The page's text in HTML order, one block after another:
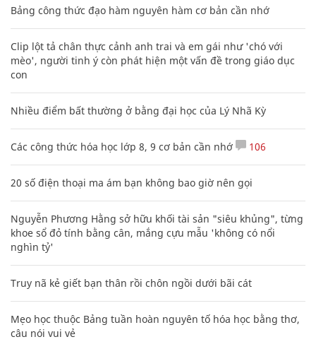
Bảng công thức đạo hàm nguyên hàm cơ bản cần nhớ
Clip lột tả chân thực cảnh anh trai và em gái như 'chó với
mèo', người tinh ý còn phát hiện một vấn đề trong giáo dục
con
Nhiều điểm bất thường ở bằng đại học của Lý Nhã Kỳ
Các công thức hóa học lớp 8, 9 cơ bản cần nhớ 106
20 số điện thoại ma ám bạn không bao giờ nên gọi
Nguyễn Phương Hằng sở hữu khối tài sản "siêu khủng", từng
khoe sổ đỏ tính bằng cân, mắng cựu mẫu 'không có nổi
nghìn tỷ'
Truy nã kẻ giết bạn thân rồi chôn ngồi dưới bãi cát
Mẹo học thuộc Bảng tuần hoàn nguyên tố hóa học bằng thơ,
câu nói vui vẻ